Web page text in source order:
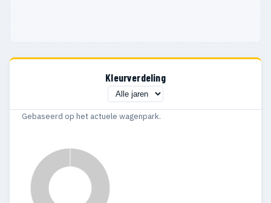
Kleurverdeling
Gebaseerd op het actuele wagenpark.